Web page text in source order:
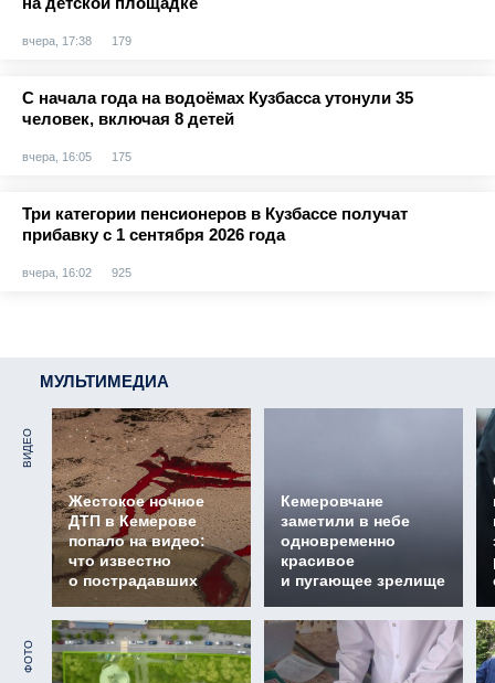
вчера, 17:38 179
С начала года на водоёмах Кузбасса утонули 35
человек, включая 8 детей
вчера, 16:05 175
Три категории пенсионеров в Кузбассе получат
прибавку с 1 сентября 2026 года
вчера, 16:02 925
МУЛЬТИМЕДИА
ВИДЕО
Жестокое ночное
ДТП в Кемерове
попало на видео:
что известно
о пострадавших
Кемеровчане
заметили в небе
одновременно
красивое
и пугающее зрелище
ФОТО